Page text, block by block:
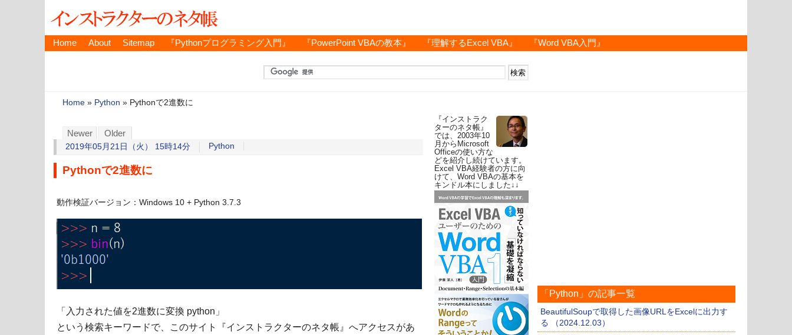
Home About Sitemap 『Pythonプログラミング入門』 『PowerPoint VBAの教本』 『理解するExcel VBA』 『Word VBA入門』
Home » Python » Pythonで2進数に
Newer Older
2019年05月21日（火） 15時14分 Python
Pythonで2進数に
動作検証バージョン：Windows 10 + Python 3.7.3
「入力された値を2進数に変換 python」
という検索キーワードで、このサイト『インストラクターのネタ帳』へアクセスがあ
『インストラク
ターのネタ帳』
では、2003年10
月からMicrosoft
Officeの使い方な
どを紹介し続けています。
Excel VBA経験者の方に向
けて、Word VBAの基本を
キンドル本にしました↓↓
「Python」の記事一覧
BeautifulSoupで取得した画像URLをExcelに出力す
る （2024.12.03）